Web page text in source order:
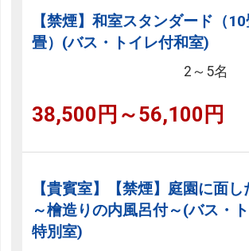
【禁煙】和室スタンダード（
畳）(バス・トイレ付和室)
2～5名
38,500円～56,100円
【貴賓室】【禁煙】庭園に面
～檜造りの内風呂付～(バス・
特別室)